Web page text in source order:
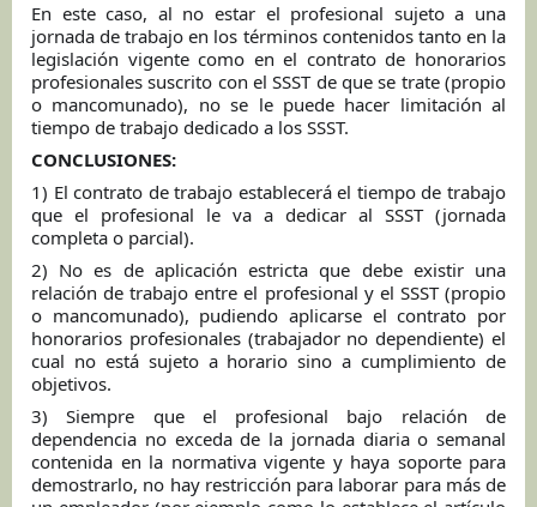
En este caso, al no estar el profesional sujeto a una
jornada de trabajo en los términos contenidos tanto en la
legislación vigente como en el contrato de honorarios
profesionales suscrito con el SSST de que se trate (propio
o mancomunado), no se le puede hacer limitación al
tiempo de trabajo dedicado a los SSST.
CONCLUSIONES:
1) El contrato de trabajo establecerá el tiempo de trabajo
que el profesional le va a dedicar al SSST (jornada
completa o parcial).
2) No es de aplicación estricta que debe existir una
relación de trabajo entre el profesional y el SSST (propio
o mancomunado), pudiendo aplicarse el contrato por
honorarios profesionales (trabajador no dependiente) el
cual no está sujeto a horario sino a cumplimiento de
objetivos.
3) Siempre que el profesional bajo relación de
dependencia no exceda de la jornada diaria o semanal
contenida en la normativa vigente y haya soporte para
demostrarlo, no hay restricción para laborar para más de